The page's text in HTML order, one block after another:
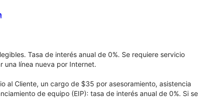
Tasa de interés anual de 0%. Se requiere servicio
una línea nueva por Internet.
al Cliente, un cargo de $35 por asesoramiento, asistencia
de equipo (EIP): tasa de interés anual de 0%. Si se